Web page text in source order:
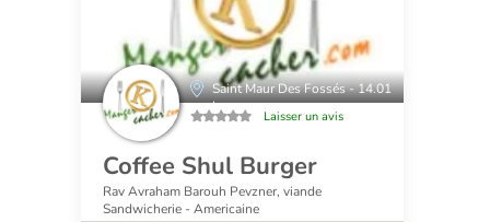
Saint Maur Des Fossés - 14.01
km
Laisser un avis
Coffee Shul Burger
Rav Avraham Barouh Pevzner, viande
Sandwicherie - Americaine